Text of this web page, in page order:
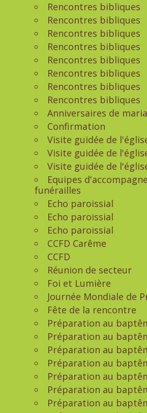
Rencontres bibliques
Rencontres bibliques
Rencontres bibliques
Rencontres bibliques
Rencontres bibliques
Rencontres bibliques
Rencontres bibliques
Rencontres bibliques
Anniversaires de
Confirmation
Visite guidée de
Visite guidée de
Visite guidée de
Equipes
funérailles
Echo paroissial
Echo paroissial
Echo paroissial
CCFD Carême
CCFD
Réunion de secteur
Foi et Lumière
Journée Mondiale de
Fête de la rencontre
Préparation au
Préparation au
Préparation au
Préparation au
Préparation au
Préparation au
Préparation au